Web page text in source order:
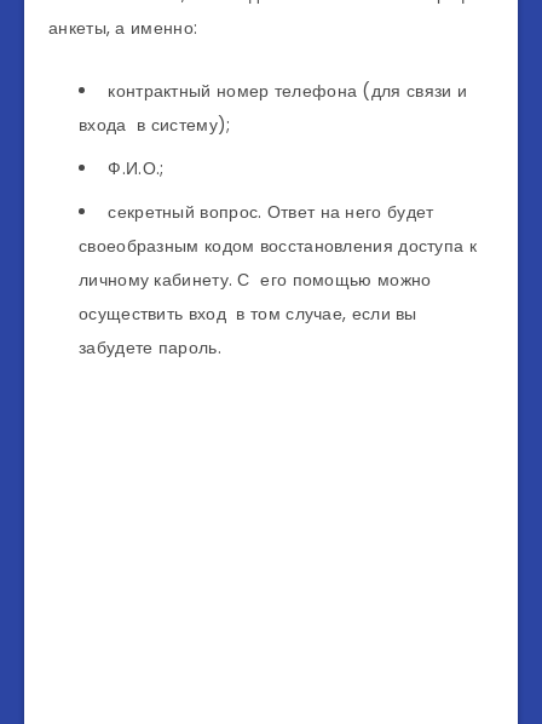
анкеты, а именно:
контрактный номер телефона (для связи и
входа в систему);
Ф.И.О.;
секретный вопрос. Ответ на него будет
своеобразным кодом восстановления доступа к
личному кабинету. С его помощью можно
осуществить вход в том случае, если вы
забудете пароль.